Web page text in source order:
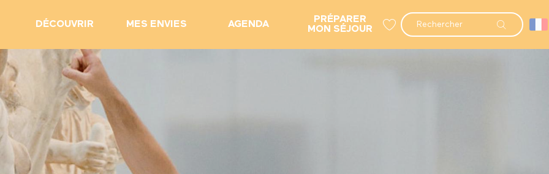
Recherche
DÉCOUVRIR MES ENVIES AGENDA
PRÉPARER
MON SÉJOUR